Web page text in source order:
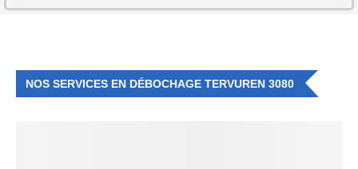
NOS SERVICES EN DÉBOCHAGE TERVUREN 3080